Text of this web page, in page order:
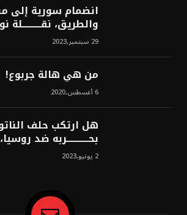
انضمام سورية إلى
والطريق، نقــــــــــلة
استراتيجية، تاريخية،
الشرق!محمد محسن29 سبتمبر,2023
من هي هالة جربوع!
6 أغسطس,2020
هل ارتكب حلف
بحــــــــــــربه ضد
روسيا الحتمي،
محسن 2 يونيو,2023